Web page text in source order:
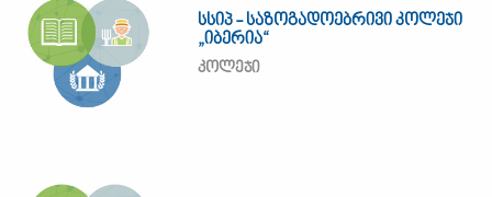
სსიპ - საზოგადოებრივი კოლეჯი
„იბერია“
კოლეჯი